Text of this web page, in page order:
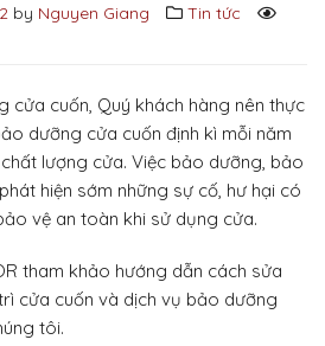
by Nguyen Giang
Tin tức
cửa cuốn, Quý khách hàng nên thực
dưỡng cửa cuốn định kì mỗi năm
lượng cửa. Việc bảo dưỡng, bảo
hiện sớm những sự cố, hư hại có
vệ an toàn khi sử dụng cửa.
tham khảo hướng dẫn cách sửa
cửa cuốn và dịch vụ bảo dưỡng
tôi.